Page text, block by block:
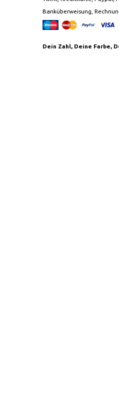
Banküberweisung,
Dein Zahl, Deine Farbe,